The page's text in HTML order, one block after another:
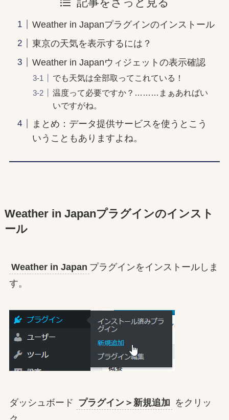
Weather in Japanプラグインのインストール
東京の天気を表示するには？
Weather in Japanウィジェットの表示確認
でも天気は全部取ってこれている！
温度って必要ですか？………まぁあればい
いですがね。
まとめ：データ提供サービスを使うとこう
いうこともありますよね。
Weather in Japanプラグインのインスト
ール
Weather in Japan プラグインをインストールしま
す。
ダッシュボード プラグイン＞新規追加 をクリッ